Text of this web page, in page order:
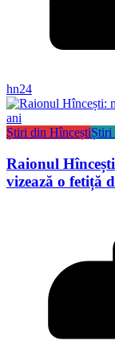
hn24
Știri din HînceștiȘtiri
Raionul
vizează o fetiță